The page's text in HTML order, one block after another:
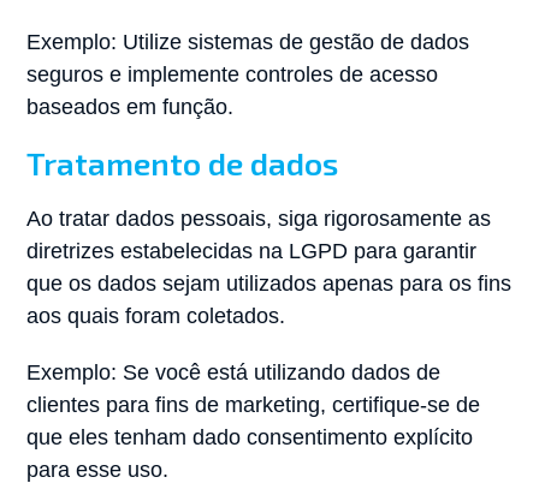
Exemplo: Utilize sistemas de gestão de dados
seguros e implemente controles de acesso
baseados em função.
Tratamento de dados
Ao tratar dados pessoais, siga rigorosamente as
diretrizes estabelecidas na LGPD para garantir
que os dados sejam utilizados apenas para os fins
aos quais foram coletados.
Exemplo: Se você está utilizando dados de
clientes para fins de marketing, certifique-se de
que eles tenham dado consentimento explícito
para esse uso.